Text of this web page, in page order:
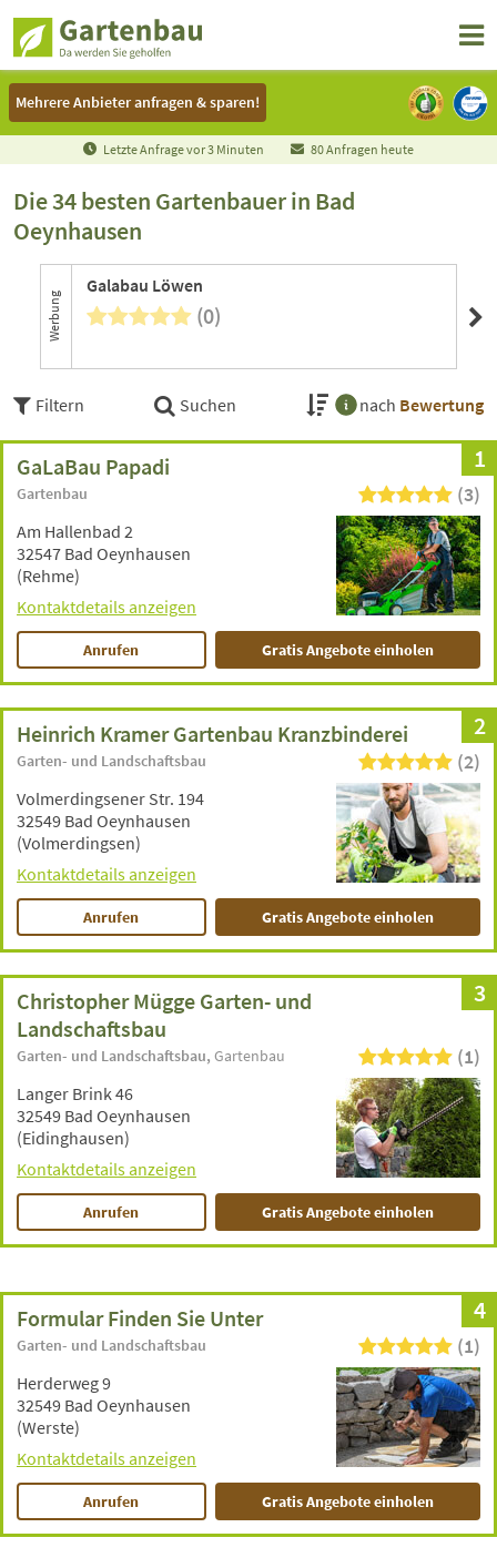
Mehrere Anbieter anfragen & sparen!
Mehrere Anbieter anfragen & sparen!
Letzte Anfrage vor3 Minuten 80 Anfragen heute
Die 34 besten Gartenbauer in Bad
Oeynhausen
Werbung
Galabau Löwen
(0)
Filtern Suchen nach Bewertung
1
GaLaBau Papadi
Gartenbau (3)
Am Hallenbad 2
32547 Bad Oeynhausen
(Rehme)
Kontaktdetails anzeigen
Anrufen Gratis Angebote einholen
2
Heinrich Kramer Gartenbau Kranzbinderei
Garten- und Landschaftsbau (2)
Volmerdingsener Str. 194
32549 Bad Oeynhausen
(Volmerdingsen)
Kontaktdetails anzeigen
Anrufen Gratis Angebote einholen
3
Christopher Mügge Garten- und
Landschaftsbau
Garten- und Landschaftsbau Gartenbau (1)
Langer Brink 46
32549 Bad Oeynhausen
(Eidinghausen)
Kontaktdetails anzeigen
Anrufen Gratis Angebote einholen
4
Formular Finden Sie Unter
Garten- und Landschaftsbau (1)
Herderweg 9
32549 Bad Oeynhausen
(Werste)
Kontaktdetails anzeigen
Anrufen Gratis Angebote einholen